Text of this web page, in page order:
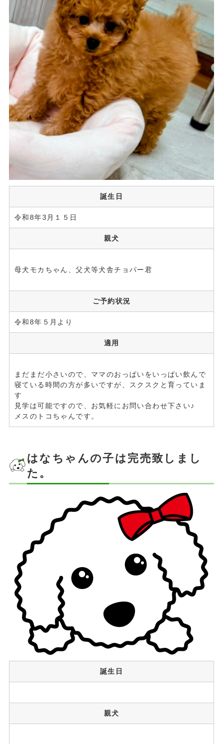
誕生日
令和8年3月１５日
親犬
母犬モカちゃん、父犬等犬舎チョパー君
ご予約状況
令和8年５月より
適用
まだまだ小さいので、ママのおっぱいをいっぱい飲んで
寝ている時間の方が多いですが、スクスクと育っていま
す
見学は可能ですので、お気軽にお問い合わせ下さい♪
メスのトコちゃんです。
はなちゃんの子は完売致しまし
た。
誕生日
親犬